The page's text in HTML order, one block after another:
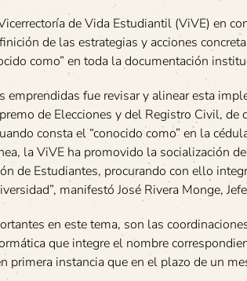
de Vida Estudiantil (ViVE) en
de las estrategias y acciones
como” en toda la documentación
emprendidas fue revisar y alinear esta
de Elecciones y del Registro Civil,
consta el “conocido como” en la
la ViVE ha promovido la socialización
de Estudiantes, procurando con ello
manifestó José Rivera Monge,
en este tema, son las
que integre el nombre
primera instancia que en el plazo de un